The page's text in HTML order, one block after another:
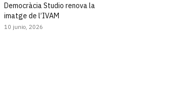
Democràcia Studio renova la
imatge de l’IVAM
10 junio, 2026